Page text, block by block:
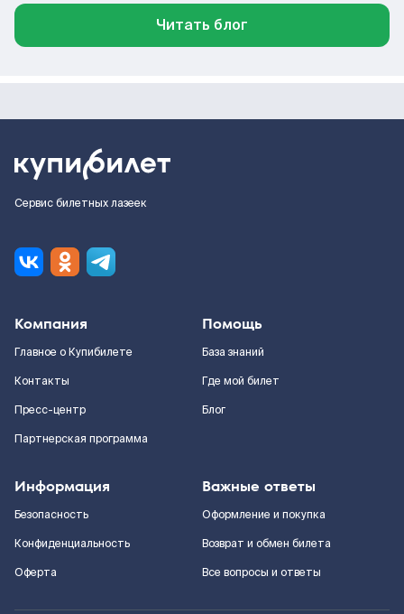
Читать блог
Сервис билетных лазеек
Компания
Главное о Купибилете
Контакты
Пресс-центр
Партнерская программа
Помощь
База знаний
Где мой билет
Блог
Информация
Безопасность
Конфиденциальность
Оферта
Важные ответы
Оформление и покупка
Возврат и обмен билета
Все вопросы и ответы